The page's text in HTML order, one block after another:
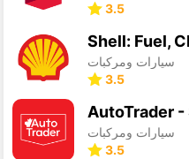
3.5
سيارات ومركبات
3.5
سيارات ومركبات
3.5